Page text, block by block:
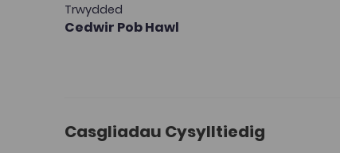
Trwydded
Cedwir Pob Hawl
Casgliadau Cysylltiedig